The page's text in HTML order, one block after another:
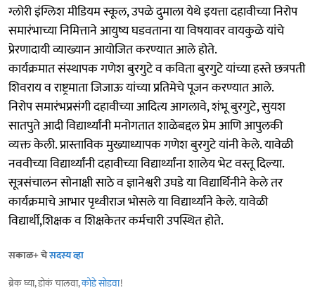
ग्लोरी इंग्लिश मीडियम स्कूल, उपळे दुमाला येथे इयत्ता दहावीच्या निरोप
समारंभाच्या निमित्ताने आयुष्य घडवताना या विषयावर वायकुळे यांचे
प्रेरणादायी व्याख्यान आयोजित करण्यात आले होते.
कार्यक्रमात संस्थापक गणेश बुरगुटे व कविता बुरगुटे यांच्या हस्ते छत्रपती
शिवराय व राष्ट्रमाता जिजाऊ यांच्या प्रतिमेचे पूजन करण्यात आले.
निरोप समारंभप्रसंगी दहावीच्या आदित्य आगलावे, शंभू बुरगुटे, सुयश
सातपुते आदी विद्यार्थ्यांनी मनोगतात शाळेबद्दल प्रेम आणि आपुलकी
व्यक्त केली. प्रास्ताविक मुख्याध्यापक गणेश बुरगुटे यांनी केले. यावेळी
नववीच्या विद्यार्थ्यांनी दहावीच्या विद्यार्थ्यांना शालेय भेट वस्तू दिल्या.
सूत्रसंचालन सोनाक्षी साठे व ज्ञानेश्वरी उघडे या विद्यार्थिनीने केले तर
कार्यक्रमाचे आभार पृथ्वीराज भोसले या विद्यार्थ्यांने केले. यावेळी
विद्यार्थी,शिक्षक व शिक्षकेतर कर्मचारी उपस्थित होते.
सकाळ+ चेसदस्य व्हा
ब्रेक घ्या, डोकं चालवा,कोडे सोडवा!